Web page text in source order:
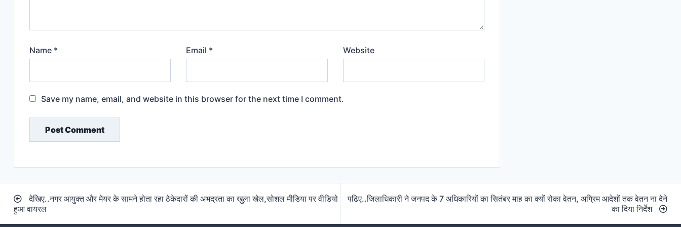
Name * Email * Website
Save my name, email, and website in this browser for the next time I comment.
Post
navigation
देखिए..नगर आयुक्त और मेयर के सामने होता रहा ठेकेदारों की अभद्रता का खुला खेल,सोशल मीडिया पर वीडियो
हुआ वायरल
पढिए..जिलाधिकारी ने जनपद के 7 अधिकारियों का सितंबर माह का क्यों रोका वेतन, अग्रिम आदेशों तक वेतन ना देने
का दिया निर्देश